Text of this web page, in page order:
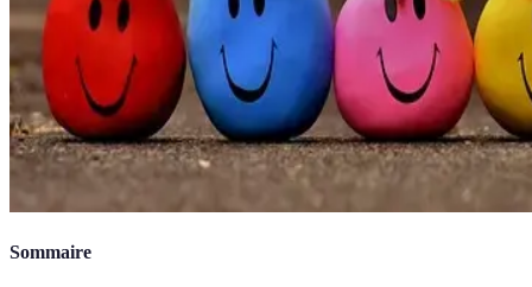
Sommaire